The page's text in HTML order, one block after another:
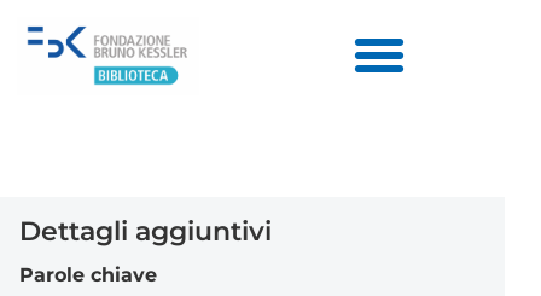
Dettagli aggiuntivi
Parole chiave